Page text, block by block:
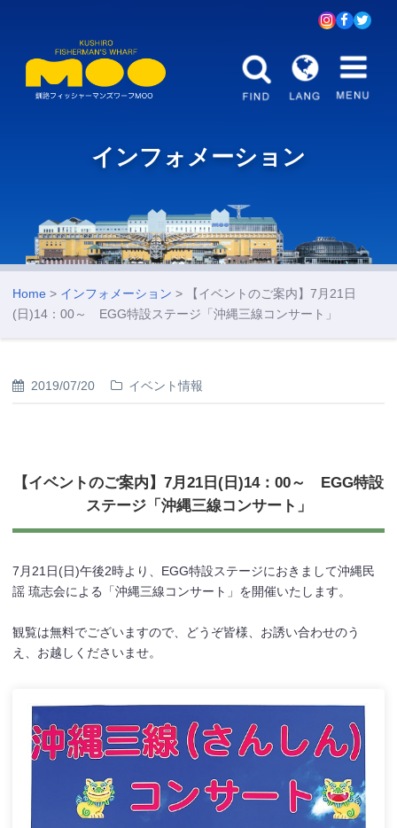
インフォメーション
Home > インフォメーション > 【イベントのご案内】7月21日
(日)14：00～ EGG特設ステージ「沖縄三線コンサート」
2019/07/20 イベント情報
【イベントのご案内】7月21日(日)14：00～ EGG特設
ステージ「沖縄三線コンサート」
7月21日(日)午後2時より、EGG特設ステージにおきまして沖縄民
謡 琉志会による「沖縄三線コンサート」を開催いたします。
観覧は無料でございますので、どうぞ皆様、お誘い合わせのう
え、お越しくださいませ。